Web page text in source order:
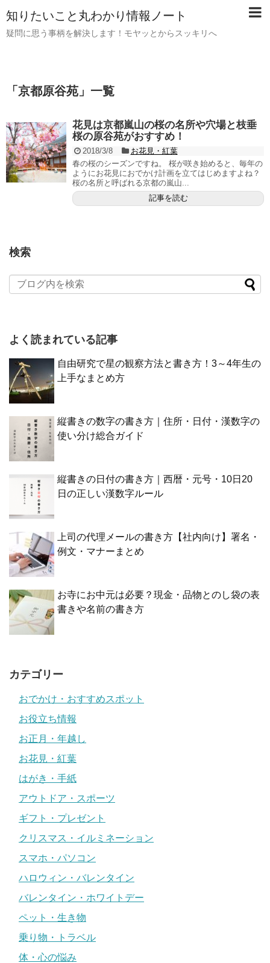
知りたいこと丸わかり情報ノート
疑問に思う事柄を解決します！モヤッとからスッキリへ
「 京都原谷苑 」 一覧
花見は京都嵐山の桜の名所や穴場と枝垂
桜の原谷苑がおすすめ！
2018/3/8
お花見・紅葉
春の桜のシーズンですね。 桜が咲き始めると、毎年の
ようにお花見におでかけ計画を立てはじめますよね？
桜の名所と呼ばれる京都の嵐山...
記事を読む
検索
よく読まれている記事
自由研究で星の観察方法と書き方！3～4年生の
上手なまとめ方
縦書きの数字の書き方｜住所・日付・漢数字の
使い分け総合ガイド
縦書きの日付の書き方｜西暦・元号・10日20
日の正しい漢数字ルール
上司の代理メールの書き方【社内向け】署名・
例文・マナーまとめ
お寺にお中元は必要？現金・品物とのし袋の表
書きや名前の書き方
カテゴリー
おでかけ・おすすめスポット
お役立ち情報
お正月・年越し
お花見・紅葉
はがき・手紙
アウトドア・スポーツ
ギフト・プレゼント
クリスマス・イルミネーション
スマホ・パソコン
ハロウィン・バレンタイン
バレンタイン・ホワイトデー
ペット・生き物
乗り物・トラベル
体・心の悩み